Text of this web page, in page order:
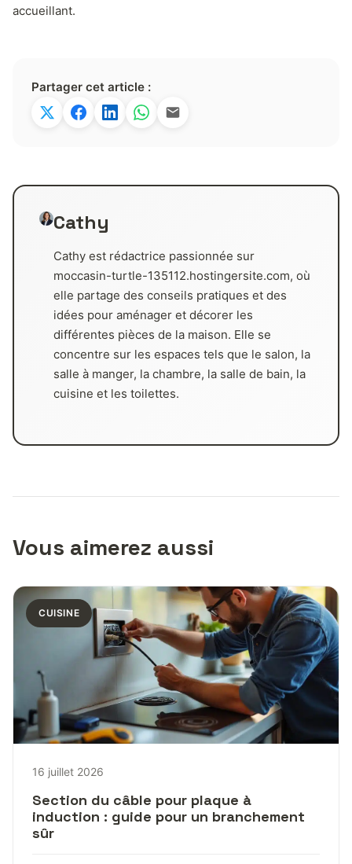
accueillant.
Partager cet article :
Cathy
Cathy est rédactrice passionnée sur
moccasin-turtle-135112.hostingersite.com, où
elle partage des conseils pratiques et des
idées pour aménager et décorer les
différentes pièces de la maison. Elle se
concentre sur les espaces tels que le salon, la
salle à manger, la chambre, la salle de bain, la
cuisine et les toilettes.
Vous aimerez aussi
CUISINE
16 juillet 2026
Section du câble pour plaque à
induction : guide pour un branchement
sûr